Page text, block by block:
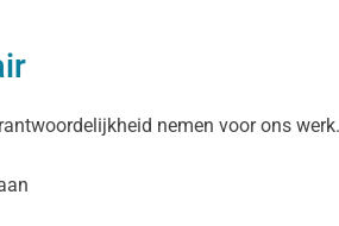
nemen voor ons